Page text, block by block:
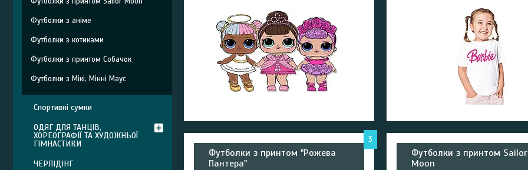
Футболки з принтом "Рожева
Пантера"
3
Футболки з принтом Sailor
Moon
Футболки з аніме
Футболки з котиками
Футболки з принтом Собачок
Футболки з Мікі, Мінні Маус
Спортивні сумки
ОДЯГ ДЛЯ ТАНЦІВ,
ХОРЕОГРАФІЇ ТА ХУДОЖНЬОЇ
ГІМНАСТИКИ
ЧЕРЛІДІНГ